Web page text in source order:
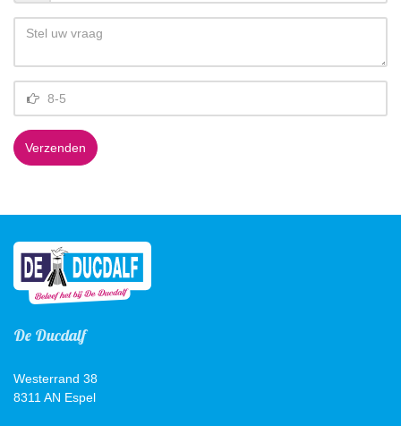
Verzenden
De Ducdalf
Westerrand 38
8311 AN Espel